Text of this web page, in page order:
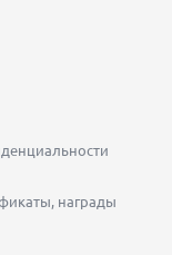
награды